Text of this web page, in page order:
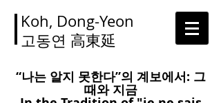
Koh, Dong-Yeon
고동연 高東延
“나는 알지 못한다”의 계보에서: 그
때와 지금